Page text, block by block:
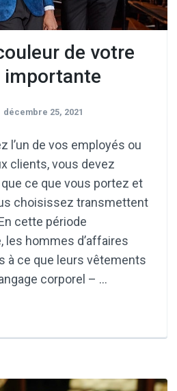
de votre
décembre 25, 2021
l’un de vos employés ou
clients, vous devez
ce que vous portez et
choisissez transmettent
cette période
les hommes d’affaires
à ce que leurs vêtements
corporel – …